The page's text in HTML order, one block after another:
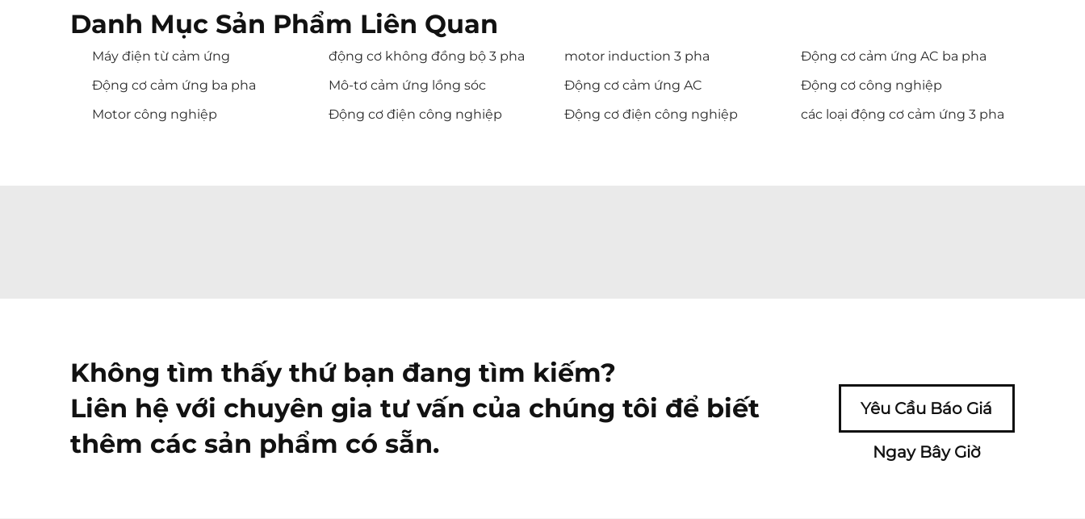
Danh Mục Sản Phẩm Liên Quan
Máy điện từ cảm ứng động cơ không đồng bộ 3 pha motor induction 3 pha
Động cơ cảm ứng AC ba pha
Động cơ cảm ứng ba pha
Mô-tơ cảm ứng lồng sóc Động cơ cảm ứng AC
Động cơ công nghiệp
Motor công nghiệp
Động cơ điện công nghiệp Động cơ điện công nghiệp các loại động cơ cảm ứng 3 pha
Không tìm thấy thứ bạn đang tìm kiếm?
Liên hệ với chuyên gia tư vấn của chúng tôi để biết
thêm các sản phẩm có sẵn.
Yêu Cầu Báo Giá
Ngay Bây Giờ